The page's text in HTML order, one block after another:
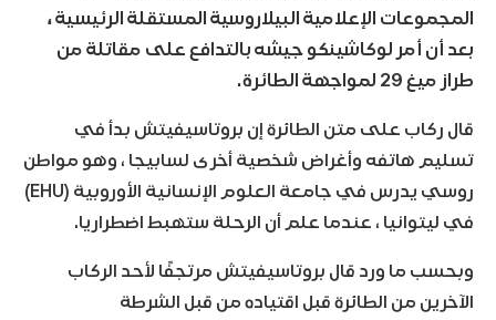
المجموعات الإعلامية البيلاروسية المستقلة الرئيسية ،
بعد أن أمر لوكاشينكو جيشه بالتدافع على مقاتلة من
طراز ميغ 29 لمواجهة الطائرة.
قال ركاب على متن الطائرة إن بروتاسيفيتش بدأ في
تسليم هاتفه وأغراض شخصية أخرى لسابيجا ، وهو مواطن
روسي يدرس في جامعة العلوم الإنسانية الأوروبية (EHU)
في ليتوانيا ، عندما علم أن الرحلة ستهبط اضطراريا.
وبحسب ما ورد قال بروتاسيفيتش مرتجفًا لأحد الركاب
الآخرين من الطائرة قبل اقتياده من قبل الشرطة